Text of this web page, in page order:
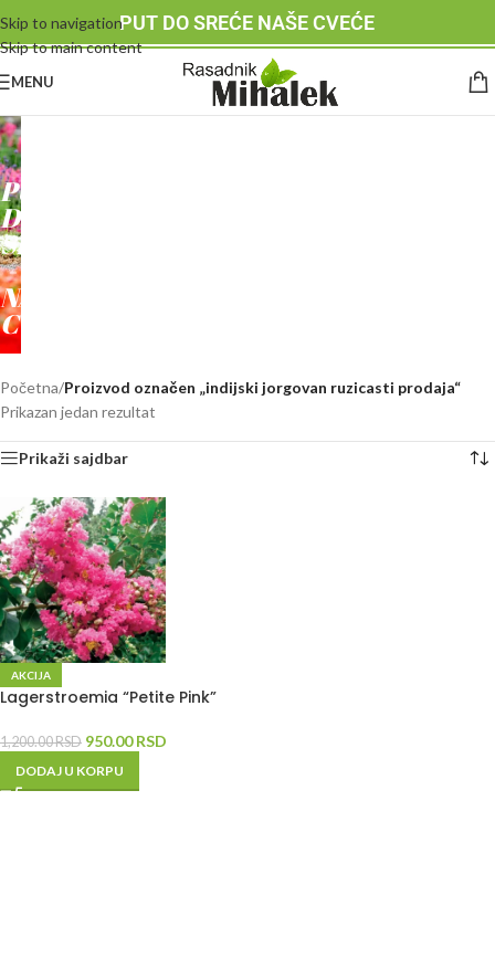
Skip to navigation
Skip to main content
PUT DO SREĆE NAŠE CVEĆE
MENU
RASADNIK
MIHALEK
PUT
DO
SREĆE
-
NAŠE
CVEĆE
Početna/Proizvod označen „indijski jorgovan ruzicasti prodaja“
Prikazan jedan rezultat
Prikaži sajdbar
AKCIJA
Lagerstroemia “Petite Pink”
1,200.00RSD 950.00RSD
DODAJ U KORPU